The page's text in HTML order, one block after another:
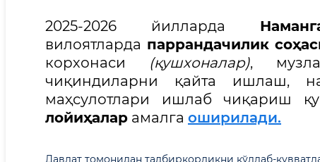
2025-2026 йилларда
вилоятларда паррандачилик
корхонаси (қушхоналар),
чиқиндиларни қайта ишлаш,
маҳсулотлари ишлаб чиқариш
лойиҳалар амалга оширилади.
Давлат томонидан тадбиркорликни қўллаб-